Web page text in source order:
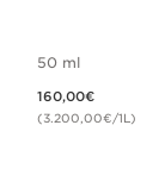
50 ml
160,00€
(3.200,00€/1L)